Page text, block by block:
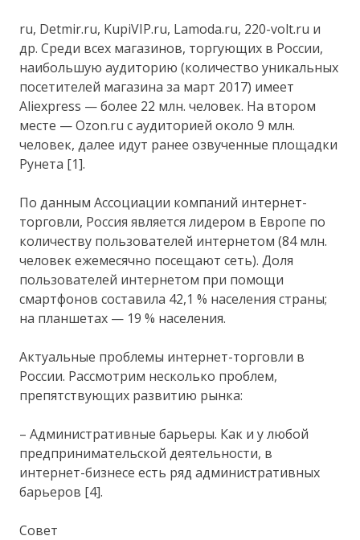
ru, Detmir.ru, KupiVIP.ru, Lamoda.ru, 220-volt.ru и
др. Среди всех магазинов, торгующих в России,
наибольшую аудиторию (количество уникальных
посетителей магазина за март 2017) имеет
Aliexpress — более 22 млн. человек. На втором
месте — Ozon.ru с аудиторией около 9 млн.
человек, далее идут ранее озвученные площадки
Рунета [1].
По данным Ассоциации компаний интернет-
торговли, Россия является лидером в Европе по
количеству пользователей интернетом (84 млн.
человек ежемесячно посещают сеть). Доля
пользователей интернетом при помощи
смартфонов составила 42,1 % населения страны;
на планшетах — 19 % населения.
Актуальные проблемы интернет-торговли в
России. Рассмотрим несколько проблем,
препятствующих развитию рынка:
– Административные барьеры. Как и у любой
предпринимательской деятельности, в
интернет-бизнесе есть ряд административных
барьеров [4].
Совет